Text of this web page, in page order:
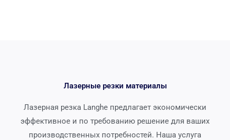
Лазерные резки материалы
Лазерная резка Langhe предлагает экономически
эффективное и по требованию решение для ваших
производственных потребностей. Наша услуга